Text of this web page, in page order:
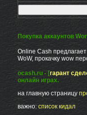
Покупка аккаунтов
Online Cash
WoW, прокачку wow
ocash.ru - [гарант
онлайн играх.
на главную страницу
важно: список кидал